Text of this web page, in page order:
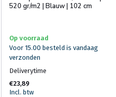
520 gr/m2 | Blauw | 102 cm
Op voorraad
Voor 15.00 besteld is vandaag
verzonden
Deliverytime
€23,89
Incl. btw